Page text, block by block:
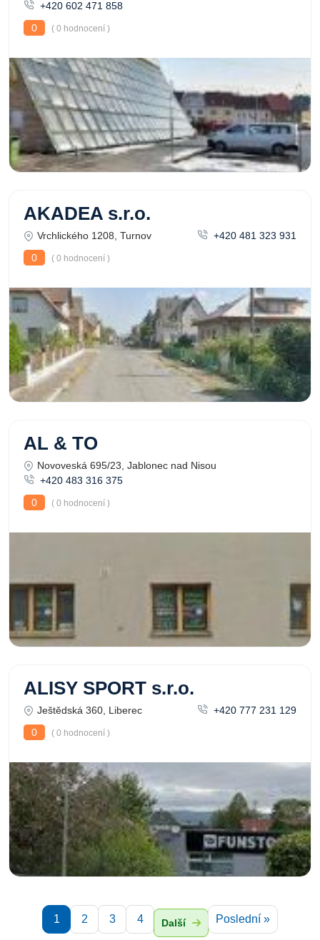
+420 602 471 858
0
( 0 hodnocení )
AKADEA s.r.o.
Vrchlického 1208, Turnov
+420 481 323 931
0
( 0 hodnocení )
AL & TO
Novoveská 695/23, Jablonec nad Nisou
+420 483 316 375
0
( 0 hodnocení )
ALISY SPORT s.r.o.
Ještědská 360, Liberec
+420 777 231 129
0
( 0 hodnocení )
1 2 3 4 Další Poslední »